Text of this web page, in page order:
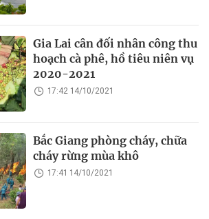
Gia Lai cân đối nhân công thu
hoạch cà phê, hồ tiêu niên vụ
2020-2021
17:42 14/10/2021
Bắc Giang phòng cháy, chữa
cháy rừng mùa khô
17:41 14/10/2021